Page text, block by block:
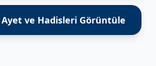
ve Hadisleri Görüntüle